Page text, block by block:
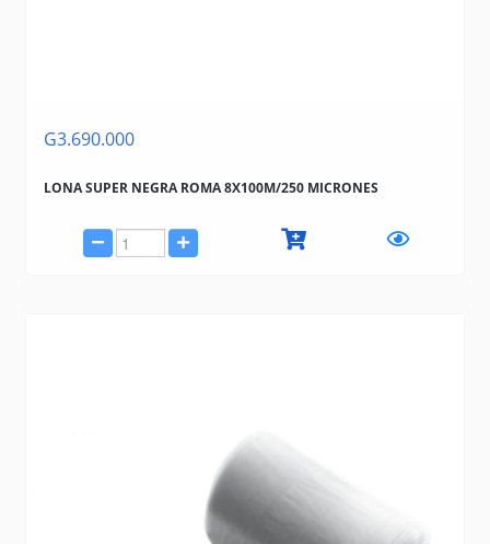
G3.690.000
LONA SUPER NEGRA ROMA 8X100M/250 MICRONES